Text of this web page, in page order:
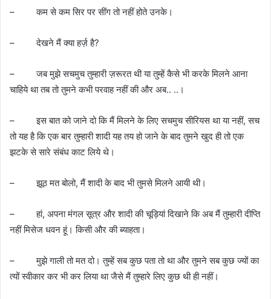
– कम से कम सिर पर सींग तो नहीं होते उनके।
– देखने मैं क्या हर्ज़ है?
– जब मुझे सचमुच तुम्हारी ज़रूरत थी या तुम्हें कैसे भी करके मिलने आना
चाहिये था तब तो तुमने कभी परवाह नहीं की और अब.. ..।
– इस बात को जाने दो कि मैं मिलने के लिए सचमुच सीरियस था या नहीं, सच
तो यह है कि एक बार तुम्हारी शादी यह तय हो जाने के बाद तुमने खुद ही तो एक
झटके से सारे संबंध काट लिये थे।
– झूठ मत बोलो, मैं शादी के बाद भी तुमसे मिलने आयी थी।
– हां, अपना मंगल सूत्र और शादी की चूड़ियां दिखाने कि अब मैं तुम्हारी दीप्ति
नहीं मिसेज धवन हूं। किसी और की ब्याहता।
– मुझे गाली तो मत दो। तुम्हें सब कुछ पता तो था और तुमने सब कुछ ज्यों का
त्यों स्वीकार कर भी कर लिया था जैसे मैं तुम्हारे लिए कुछ थी ही नहीं।